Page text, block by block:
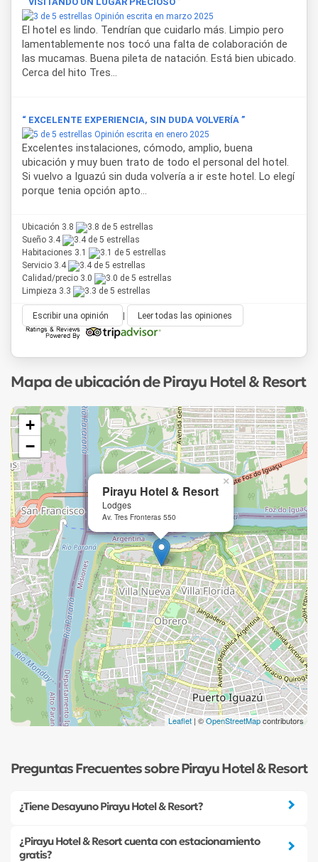
Opinión escrita en marzo 2025
El hotel es lindo. Tendrían que cuidarlo más. Limpio pero
lamentablemente nos tocó una falta de colaboración de
las mucamas. Buena pileta de natación. Está bien ubicado.
Cerca del hito Tres...
“ EXCELENTE EXPERIENCIA, SIN DUDA VOLVERÍA ”
Opinión escrita en enero 2025
Excelentes instalaciones, cómodo, amplio, buena
ubicación y muy buen trato de todo el personal del hotel.
Si vuelvo a Iguazú sin duda volvería a ir este hotel. Lo elegí
porque tenia opción apto...
Ubicación 3.8
Sueño 3.4
Habitaciones 3.1
Servicio 3.4
Calidad/precio 3.0
Limpieza 3.3
Escribir una opinión Leer todas las opiniones
Mapa de ubicación de Pirayu Hotel & Resort
Pirayu Hotel & Resort
Lodges
Av. Tres Fronteras 550
×
+
−
Leaflet | ©OpenStreetMapcontributors
Preguntas Frecuentes sobre Pirayu Hotel & Resort
¿Tiene Desayuno Pirayu Hotel & Resort?
¿Pirayu Hotel & Resort cuenta con estacionamiento
gratis?